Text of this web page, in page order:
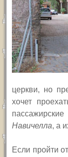
церкви, но
хочет
Навичелла, а
Если пройти